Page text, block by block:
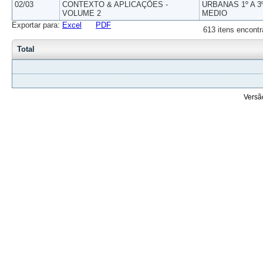
02/03
CONTEXTO & APLICAÇÕES -
VOLUME 2
URBANAS 1º A
MEDIO
613 itens
Exportar para: Excel PDF
Total